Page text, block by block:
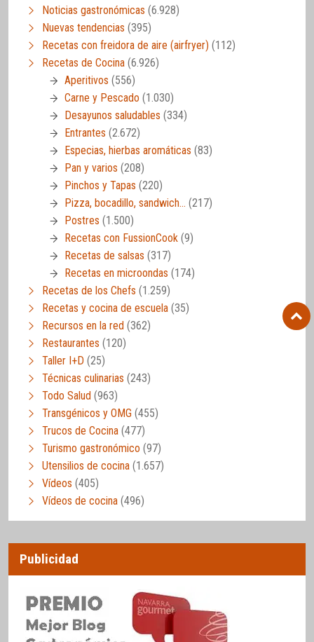
Noticias gastronómicas (6.928)
Nuevas tendencias (395)
Recetas con freidora de aire (airfryer) (112)
Recetas de Cocina (6.926)
Aperitivos (556)
Carne y Pescado (1.030)
Desayunos saludables (334)
Entrantes (2.672)
Especias, hierbas aromáticas (83)
Pan y varios (208)
Pinchos y Tapas (220)
Pizza, bocadillo, sandwich… (217)
Postres (1.500)
Recetas con FussionCook (9)
Recetas de salsas (317)
Recetas en microondas (174)
Recetas de los Chefs (1.259)
Recetas y cocina de escuela (35)
Recursos en la red (362)
Restaurantes (120)
Taller I+D (25)
Técnicas culinarias (243)
Todo Salud (963)
Transgénicos y OMG (455)
Trucos de Cocina (477)
Turismo gastronómico (97)
Utensilios de cocina (1.657)
Vídeos (405)
Vídeos de cocina (496)
Publicidad